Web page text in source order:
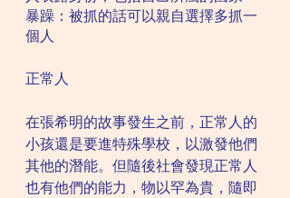
暴躁：被抓的話可以親自選擇多抓一
個人
正常人
在張希明的故事發生之前，正常人的
小孩還是要進特殊學校，以激發他們
其他的潛能。但隨後社會發現正常人
也有他們的能力，物以罕為貴，隨即